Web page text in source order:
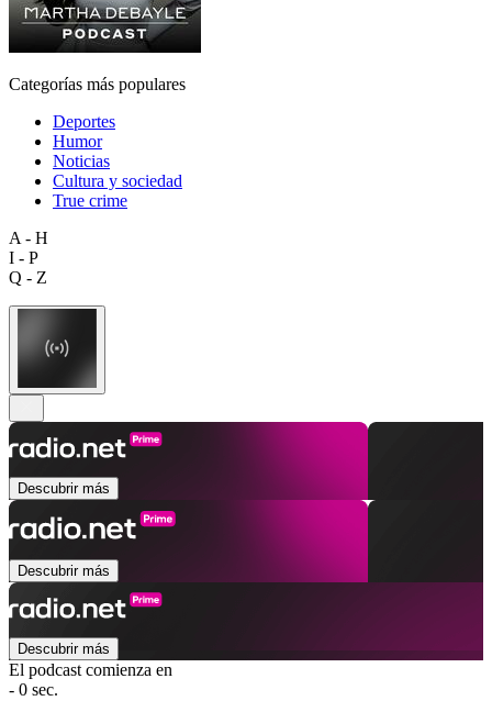
Categorías más populares
Deportes
Humor
Noticias
Cultura y sociedad
True crime
A - H
I - P
Q - Z
Descubrir más
Descubrir más
Descubrir más
El podcast comienza en
- 0 sec.